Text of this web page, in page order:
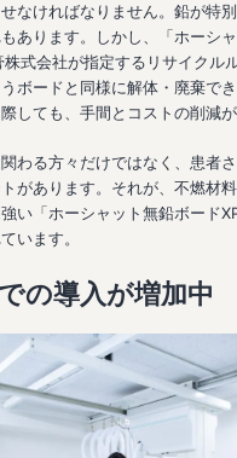
なければなりません。鉛が特
あります。しかし、「ホーシ
株式会社が指定するリサイクル
ボードと同様に解体・廃棄で
しても、手間とコストの削減が
わる方々だけではなく、患者
があります。それが、不燃材
い「ホーシャット無鉛ボード
います。
の導入が増加中